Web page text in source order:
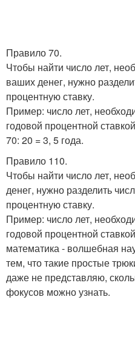
Правило 70.
Чтобы найти число лет,
ваших денег, нужно
процентную ставку.
Пример: число лет,
годовой процентной
70: 20 = 3, 5 года.
Правило 110.
Чтобы найти число лет,
денег, нужно разделить
процентную ставку.
Пример: число лет,
годовой процентной
математика - волшебная
тем, что такие простые
даже не представляю,
фокусов можно узнать.